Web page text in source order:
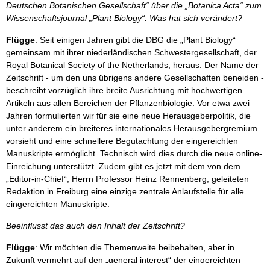
Deutschen Botanischen Gesellschaft“ über die „Botanica Acta“ zum
Wissenschaftsjournal „Plant Biology“. Was hat sich verändert?
Flügge: Seit einigen Jahren gibt die DBG die „Plant Biology“
gemeinsam mit ihrer niederländischen Schwestergesellschaft, der
Royal Botanical Society of the Netherlands, heraus. Der Name der
Zeitschrift - um den uns übrigens andere Gesellschaften beneiden -
beschreibt vorzüglich ihre breite Ausrichtung mit hochwertigen
Artikeln aus allen Bereichen der Pflanzenbiologie. Vor etwa zwei
Jahren formulierten wir für sie eine neue Herausgeberpolitik, die
unter anderem ein breiteres internationales Herausgebergremium
vorsieht und eine schnellere Begutachtung der eingereichten
Manuskripte ermöglicht. Technisch wird dies durch die neue online-
Einreichung unterstützt. Zudem gibt es jetzt mit dem von dem
„Editor-in-Chief“, Herrn Professor Heinz Rennenberg, geleiteten
Redaktion in Freiburg eine einzige zentrale Anlaufstelle für alle
eingereichten Manuskripte.
Beeinflusst das auch den Inhalt der Zeitschrift?
Flügge: Wir möchten die Themenweite beibehalten, aber in
Zukunft vermehrt auf den „general interest“ der eingereichten